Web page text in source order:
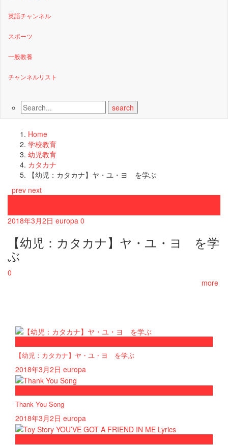
英語チャンネル
スポーツ
一般教養
チャンネルリスト
Home
学校教育
幼児教育
カタカナ
【幼児：カタカナ】ヤ・ユ・ヨ を学ぶ
prev next
2018年3月2日 europa 0
【幼児：カタカナ】ヤ・ユ・ヨ を学
ぶ
0
more
【幼児：カタカナ】ヤ・ユ・ヨ を学ぶ
2018年3月2日 europa
Thank You Song
2018年3月2日 europa